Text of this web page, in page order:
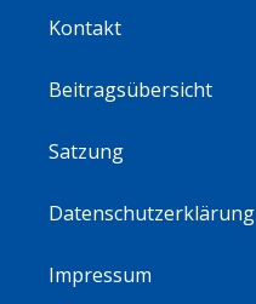
Kontakt
Beitragsübersicht
Satzung
Datenschutzerklärung
Impressum